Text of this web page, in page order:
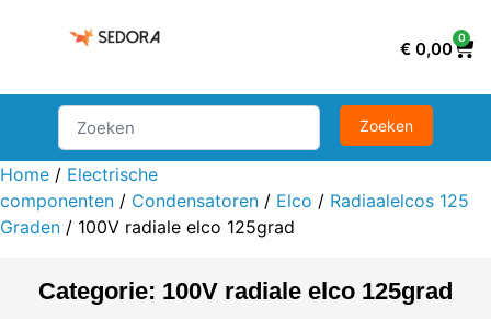
€ 0,00
0
Home / Electrische
componenten / Condensatoren / Elco / Radiaalelcos 125
Graden / 100V radiale elco 125grad
Categorie: 100V radiale elco 125grad